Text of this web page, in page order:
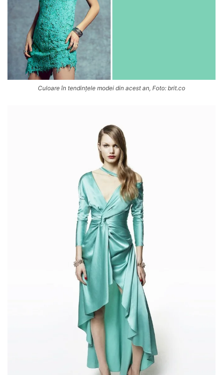
Culoare în tendințele modei din acest an, Foto: brit.co